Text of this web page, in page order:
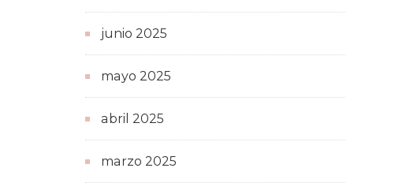
junio 2025
mayo 2025
abril 2025
marzo 2025